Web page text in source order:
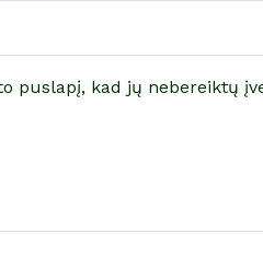
puslapį, kad jų nebereiktų